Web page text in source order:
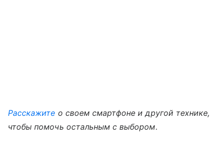
Расскажите о своем смартфоне и другой технике,
чтобы помочь остальным с выбором.